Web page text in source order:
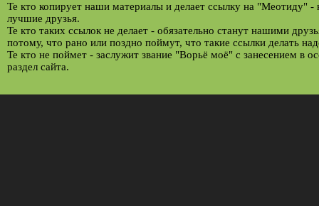
Те кто копирует наши материалы и делает ссылку на "Меотиду" -
лучшие друзья.
Те кто таких ссылок не делает - обязательно станут нашими
потому, что рано или поздно поймут, что такие ссылки делать
Те кто не поймет - заслужит звание "Ворьё моё" с занесением в
раздел сайта.